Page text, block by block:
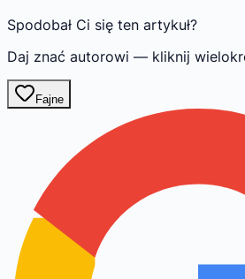
Spodobał Ci się ten artykuł?
Daj znać autorowi — kliknij
Fajne